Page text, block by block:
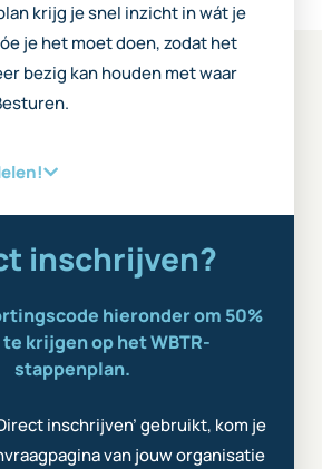
krijg je snel inzicht in wát je
je het moet doen, zodat het
bezig kan houden met waar
inschrijven?
hieronder om 50%
krijgen op het WBTR-
stappenplan.
inschrijven’ gebruikt, kom je
van jouw organisatie